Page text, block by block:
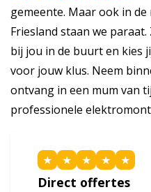
gemeente. Maar ook in
Friesland staan we
bij jou in de buurt en kies
voor jouw klus. Neem
ontvang in een mum van
professionele
★ ★ ★ ★ ★
Direct offertes